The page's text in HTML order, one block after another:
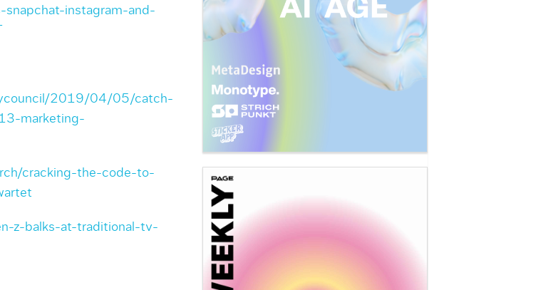
snapchat-instagram-and-
2019/04/05/catch-
marketing-
cracking-the-code-to-
z-balks-at-traditional-tv-